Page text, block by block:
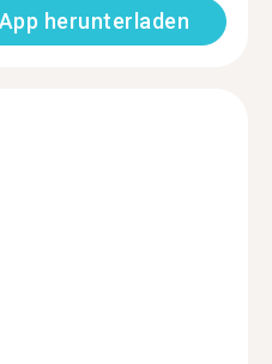
App herunterladen